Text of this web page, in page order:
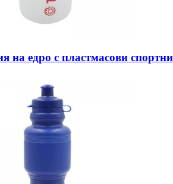
на едро с пластмасови